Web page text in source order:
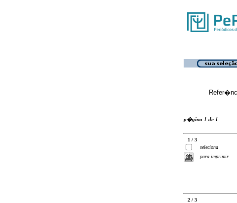
p�gina 1 de 1
1 / 3
seleciona
para imprimir
2 / 3